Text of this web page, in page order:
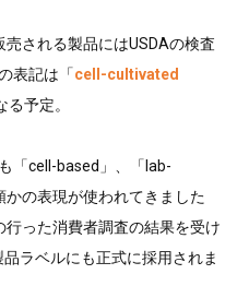
される製品にはUSDAの検査
表記は「cell-cultivated
る予定。
「cell-based」、「lab-
の表現が使われてきました
行った消費者調査の結果を受け
ラベルにも正式に採用されま